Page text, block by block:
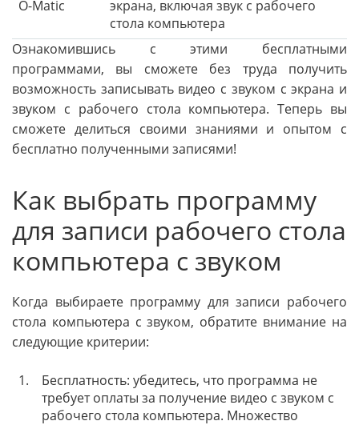
O-Matic
экрана, включая звук с рабочего
стола компьютера
Ознакомившись с этими бесплатными
программами, вы сможете без труда получить
возможность записывать видео с звуком с экрана и
звуком с рабочего стола компьютера. Теперь вы
сможете делиться своими знаниями и опытом с
бесплатно полученными записями!
Как выбрать программу
для записи рабочего стола
компьютера с звуком
Когда выбираете программу для записи рабочего
стола компьютера с звуком, обратите внимание на
следующие критерии:
1.
Бесплатность: убедитесь, что программа не
требует оплаты за получение видео с звуком с
рабочего стола компьютера. Множество